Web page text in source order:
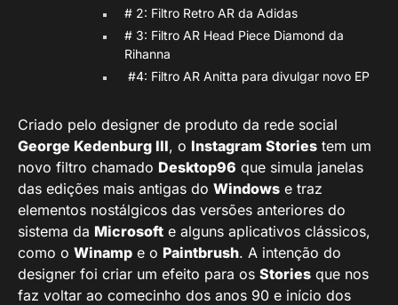
# 2: Filtro Retro AR da Adidas
# 3: Filtro AR Head Piece Diamond da
Rihanna
#4: Filtro AR Anitta para divulgar novo EP
Criado pelo designer de produto da rede social
George Kedenburg III, o Instagram Stories tem um
novo filtro chamado Desktop96 que simula janelas
das edições mais antigas do Windows e traz
elementos nostálgicos das versões anteriores do
sistema da Microsoft e alguns aplicativos clássicos,
como o Winamp e o Paintbrush. A intenção do
designer foi criar um efeito para os Stories que nos
faz voltar ao comecinho dos anos 90 e início dos